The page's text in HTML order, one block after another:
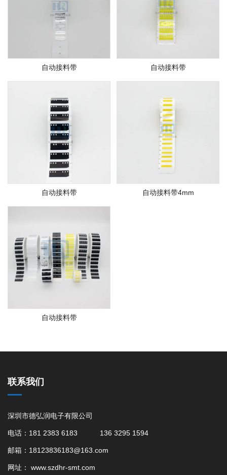
自动接料带 自动接料带
自动接料带 自动接料带4mm
自动接料带
联系我们
深圳市德弘润电子有限公司
电话：181 2383 6183 136 3295 1594
邮箱：18123836183@163.com
网址： www.szdhr-smt.com